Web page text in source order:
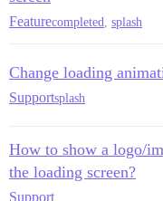
Featurecompleted splash
Change loading
Supportsplash
How to show a logo/
the loading screen?
Support